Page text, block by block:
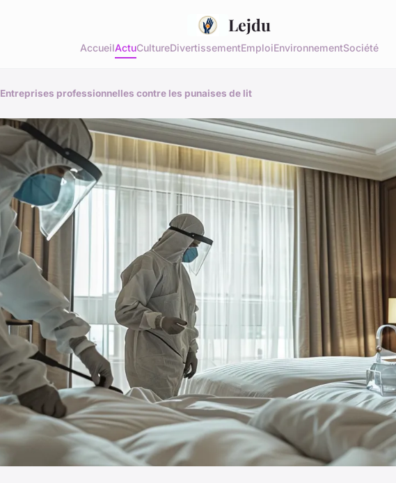
Lejdu
AccueilActuCultureDivertissementEmploiEnvironnementSociété
professionnelles contre les punaises de lit